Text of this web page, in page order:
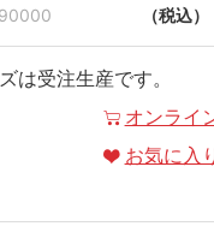
（税込）
は受注生産です。
オンライ
お気に入